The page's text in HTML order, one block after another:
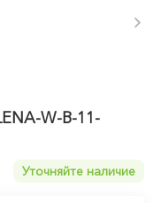
W-B-11-
Уточняйте наличие